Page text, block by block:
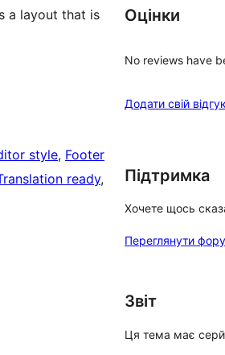
a layout that is
style, Footer
ready
Оцінки
No reviews have
Додати свій відгук
Підтримка
Хочете щось
Переглянути
Звіт
Ця тема має